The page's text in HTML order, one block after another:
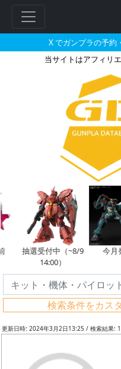
X でガンプラの予約
当サイトはアフィリ
1/72 ファース
抽選受付中（~8/9
14:00）
今月
検索条件をカス
ド
検
索
グ
レ
更新日時: 2024年3月2日13:25 / 検索結果: 1